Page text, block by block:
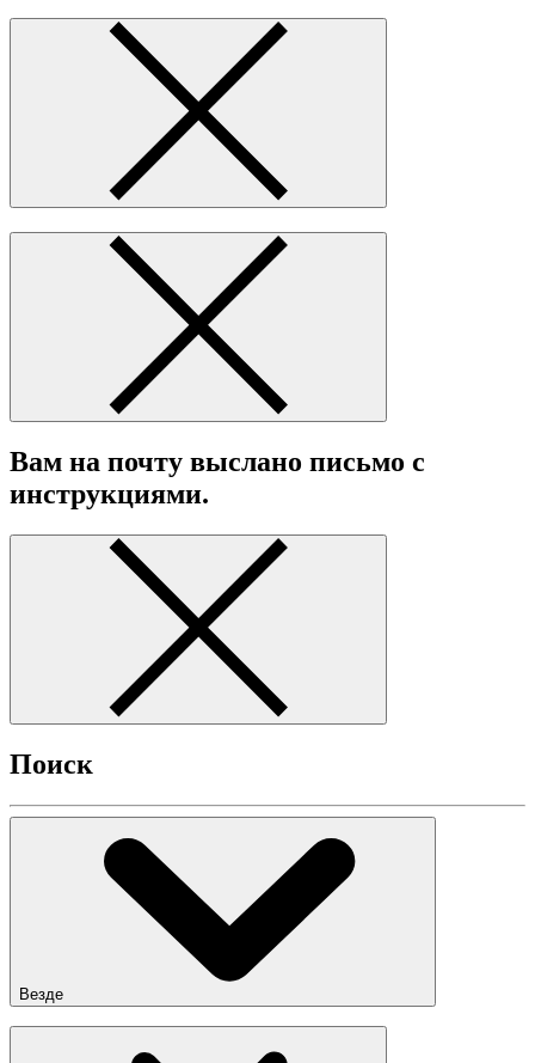
Вам на почту выслано письмо с
инструкциями.
Поиск
Везде